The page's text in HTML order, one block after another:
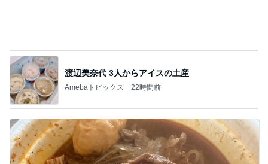
桃 結婚7年目でも残る恥じらい
Amebaトピックス 1日前